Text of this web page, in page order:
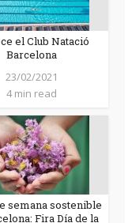
el Club Natació
Barcelona
23/02/2021
4 min read
semana sostenible
Fira Día de la